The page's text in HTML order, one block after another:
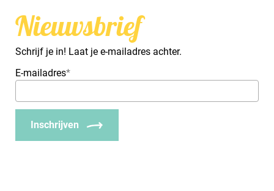
Nieuwsbrief
Schrijf je in! Laat je e-mailadres achter.
E-mailadres*
Inschrijven